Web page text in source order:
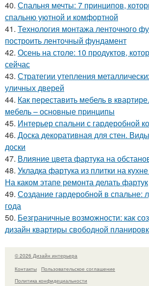
40. Спальня мечты: 7 принципов,
спальню уютной и комфортной
41. Технология монтажа ленточного
построить ленточный фундамент
42. Осень на столе: 10 продуктов,
сейчас
43. Стратегии утепления
уличных дверей
44. Как переставить мебель в
мебель – основные принципы
45. Интерьер спальни с гардеробной
46. Доска декоративная для стен.
доски
47. Влияние цвета фартука на
48. Укладка фартука из плитки на
На каком этапе ремонта делать фартук
49. Создание гардеробной в спальне:
года
50. Безграничные возможности: как
дизайн квартиры свободной
© 2026 Дизайн интерьера
Контакты
Пользовательское соглашение
Политика конфидециальности